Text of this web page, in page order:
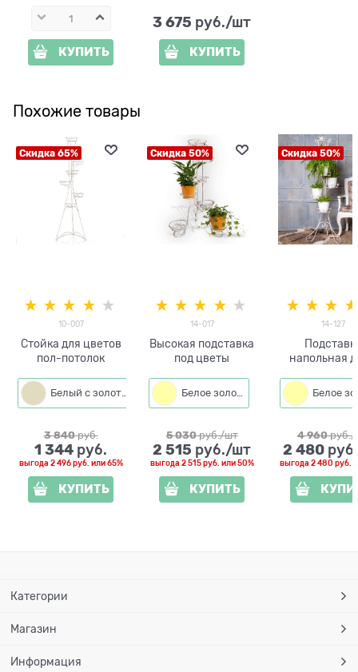
КУПИТЬ
3 675 руб./шт
КУПИТЬ
Похожие товары
Скидка 65%
10-007
Стойка для цветов
пол-потолок
Белый с золотым
3 840 руб.
1 344 руб.
выгода 2 496 руб. или65%
КУПИТЬ
Скидка 50%
14-017
Высокая подставка
под цветы
Белое золото
5 030 руб./шт
2 515 руб./шт
выгода 2 515 руб. или50%
КУПИТЬ
Скидка 50%
14-127
напольная
металл
4 960 руб./
2 480
выгода2 480 руб.
Категории
Магазин
Информация